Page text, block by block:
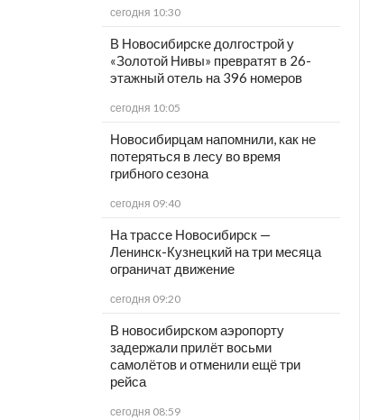
сегодня 10:30
В Новосибирске долгострой у
«Золотой Нивы» превратят в 26-
этажный отель на 396 номеров
сегодня 10:05
Новосибирцам напомнили, как не
потеряться в лесу во время
грибного сезона
сегодня 09:40
На трассе Новосибирск —
Ленинск-Кузнецкий на три месяца
ограничат движение
сегодня 09:20
В новосибирском аэропорту
задержали прилёт восьми
самолётов и отменили ещё три
рейса
сегодня 08:59